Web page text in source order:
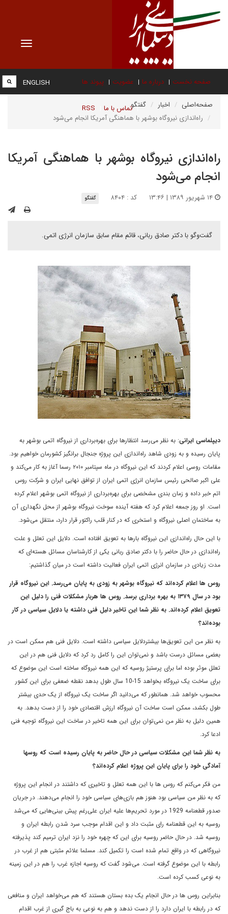
Toggle
صفحه نخست درباره ما عضویت پیوند ها
تماس با ما RSS
ENGLISH
صفحه‌اصلی اخبار
گفتگو
راه‌اندازی نیروگاه بوشهر با هماهنگی آمریکا انجام می‌شود
راه‌اندازی نیروگاه بوشهر با هماهنگی آمریکا
انجام می‌شود
کد : ۸۴۰۴ گفتگو
گفت‌وگو با دکتر صادق ربانی، قائم مقام سابق سازمان انرژی اتمی.
دیپلماسی ایرانی: به نظر می‌رسد انتظارها برای بهره‌برداری از نیروگاه اتمی ‌بوشهر به
پایان رسیده و به زودی شاهد راه‌اندازی این پروژه جنجال برانگیز کشورمان خواهیم بود.
مقامات روسی اعلام کردند که این نیروگاه در ماه سپتامبر ۲۰۱۰ رسما آغاز به کار می‌کند و
علی اکبر صالحی رئیس سازمان انرژی اتمی ‌ایران از توافق نهایی ایران و شرکت روس
اتم خبر داده و زمان بندی مشخصی برای بهره‌برداری از نیروگاه اتمی‌ بوشهر اعلام کرده
است. او روز جمعه اعلام کرد که هفته آینده سوخت نیروگاه بوشهر از محل نگهداری آن
به ساختمان اصلی نیروگاه و استخری که در کنار قلب راکتور قرار دارد، منتقل می‌شود.
با این حال راه‌اندازی این نیروگاه بارها به تعویق افتاده است. دلایل این تعلل و علت
راه‌اندازی در حال حاضر را با دکتر صادق ربانی یکی از کارشناسان مسائل هسته‌ای که
مدت زیادی در سازمان انرژی اتمی ‌ایران فعالیت داشته‌ است در میان گذاشتیم:
روس ها اعلام کرده‌اند که نیروگاه بوشهر به زودی به پایان می‌رسد. این نیروگاه قرار
بود در سال ۱۳۷۹ به بهره برداری برسد. روس ها هربار مشکلات فنی را دلیل این
تعویق اعلام کرده‌اند. به نظر شما این تاخیر دلیل فنی داشته یا دلایل سیاسی در کار
بوده‌اند؟
به نظر من این تعویق‌ها بیشتردلایل سیاسی داشته است. دلایل فنی هم ممکن است در
بعضی مسائل درست باشد و نمی‌توان این را کامل رد کرد که دلایل فنی هم در این
تعلل موثر بوده اما برای پرستیژ روسیه که این همه نیروگاه ساخته است این موضوع که
برای ساخت یک نیروگاه بخواهد 15-10 سال طول بدهد نقطه ضعفی برای این کشور
محسوب خواهد شد. همانطور که می‌دانید اگر ساخت یک نیروگاه از یک حدی بیشتر
طول بکشد، ممکن است ساخت آن نیروگاه ارزش اقتصادی خود را از دست بدهد. به
همین دلیل به نظر من نمی‌توان برای این همه تاخیر در ساخت این نیروگاه توجیه فنی
ادعا کرد.
به نظر شما این مشکلات سیاسی در حال حاضر به پایان رسیده است که روسها
آمادگی خود را برای پایان این پروژه اعلام کرده‌اند؟
من فکر می‌کنم که روس ها با این همه تعلل و تاخیری که داشتند در انجام این پروژه
که به نظر من سیاسی بود هنوز هم بازی‌های سیاسی‌ خود را انجام می‌دهند. در جریان
صدور قطعنامه 1929 در مورد تحریم‌ها علیه ایران علی‌رغم پیش بینی‌هایی که می‌شد
روسیه به این قطعنامه رای مثبت داد و این اقدام موجب سرد شدن رابطه ایران و
روسیه شد. در حال حاضر روسیه برای این که چهره خود را نزد ایران ترمیم کند پذیرفته
نیروگاهی که در واقع تمام شده است را تکمیل کند. مسلما علائم مثبتی هم از غرب در
رابطه با این موضوع گرفته است. می‌شود گفت که روسیه اجازه غرب را هم در این زمینه
به نوعی کسب کرده است.
بنابراین روس ها در حال انجام یک بده بستان هستند که هم می‌خواهد ایران و منافعی
که در رابطه با ایران دارد را از دست ندهد و هم به نوعی به باج گیری از غرب اقدام